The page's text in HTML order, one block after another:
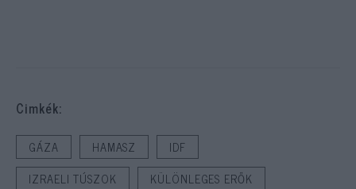
Cimkék:
GÁZA HAMASZ
IDF
IZRAELI TÚSZOK
KÜLÖNLEGES ERŐK